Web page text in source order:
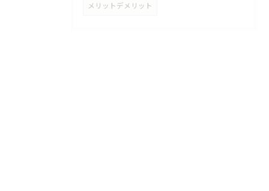
メリットデメリット